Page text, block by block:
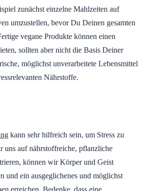
zunächst einzelne Mahlzeiten auf
umzustellen, bevor Du Deinen gesamten
vegane Produkte können einen
sollten aber nicht die Basis Deiner
möglichst unverarbeitete Lebensmittel
Nährstoffe.
kann sehr hilfreich sein, um Stress zu
uns auf nährstoffreiche, pflanzliche
können wir Körper und Geist
und ein ausgeglichenes und möglichst
erreichen. Bedenke, dass eine